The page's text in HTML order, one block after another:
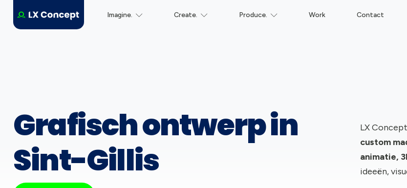
Imagine. Create. Produce. Work Contact
Grafisch ontwerp in
Sint-Gillis
LX
custom
animatie,
ideeën,